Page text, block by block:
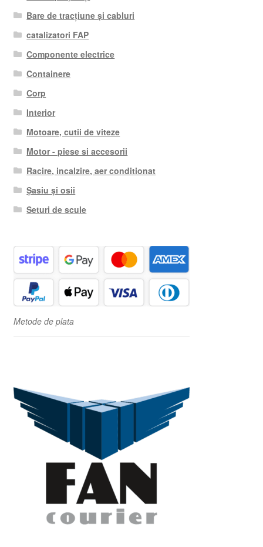
Bare de tracțiune și cabluri
catalizatori FAP
Componente electrice
Containere
Corp
Interior
Motoare, cutii de viteze
Motor - piese si accesorii
Racire, incalzire, aer conditionat
Șasiu și osii
Seturi de scule
Metode de plata